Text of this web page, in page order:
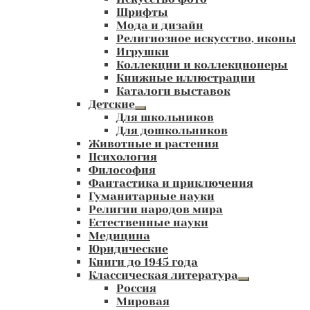
Шрифты
Мода и дизайн
Религиозное искусство, иконы
Игрушки
Коллекции и коллекционеры
Книжные иллюстрации
Каталоги выставок
Детские
Развернутое
вложенное
меню
Для школьников
Для дошкольников
Животные и растения
Психология
Философия
Фантастика и приключения
Гуманитарные науки
Религии народов мира
Естественные науки
Медицина
Юридические
Книги до 1945 года
Классическая литература
Развернутое
Россия
Мировая